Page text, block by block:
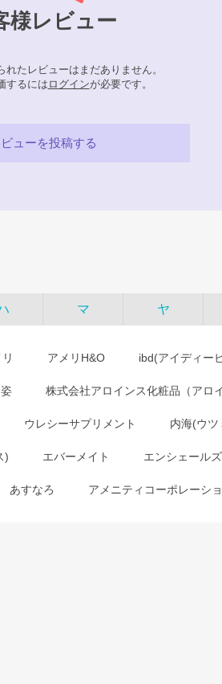
様レビュー
れたレビューはまだありません。
するにはログインが必要です。
ューを投稿する
マ ヤ
アメリH&O ibd(アイディー
株式会社アロインス化粧品（アロ
ウレシーサプリメント 内海(ウツ
) エバーメイト エンシェールズ
あすなろ アメニティコーポレーシ